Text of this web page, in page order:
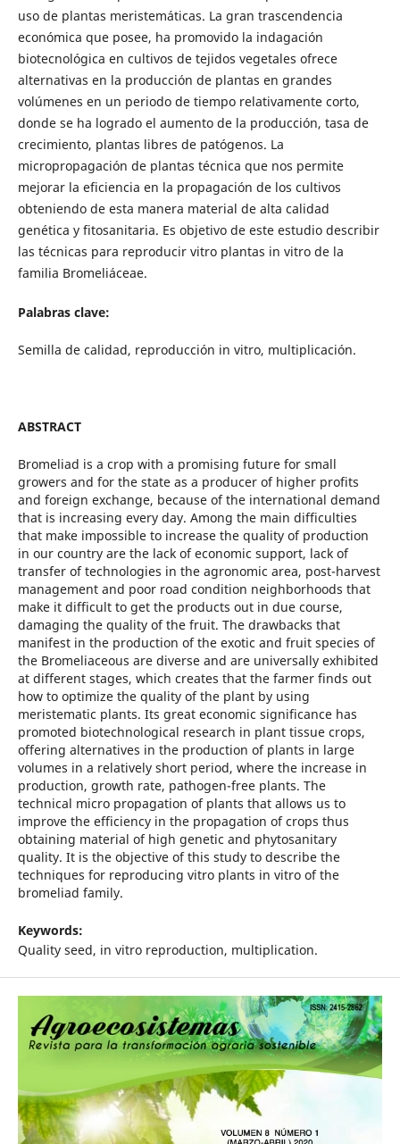
uso de plantas meristemáticas. La gran trascendencia
económica que posee, ha promovido la indagación
biotecnológica en cultivos de tejidos vegetales ofrece
alternativas en la producción de plantas en grandes
volúmenes en un periodo de tiempo relativamente corto,
donde se ha logrado el aumento de la producción, tasa de
crecimiento, plantas libres de patógenos. La
micropropagación de plantas técnica que nos permite
mejorar la eficiencia en la propagación de los cultivos
obteniendo de esta manera material de alta calidad
genética y fitosanitaria. Es objetivo de este estudio describir
las técnicas para reproducir vitro plantas in vitro de la
familia Bromeliáceae.
Palabras clave:
Semilla de calidad, reproducción in vitro, multiplicación.
ABSTRACT
Bromeliad is a crop with a promising future for small
growers and for the state as a producer of higher profits
and foreign exchange, because of the international demand
that is increasing every day. Among the main difficulties
that make impossible to increase the quality of production
in our country are the lack of economic support, lack of
transfer of technologies in the agronomic area, post-harvest
management and poor road condition neighborhoods that
make it difficult to get the products out in due course,
damaging the quality of the fruit. The drawbacks that
manifest in the production of the exotic and fruit species of
the Bromeliaceous are diverse and are universally exhibited
at different stages, which creates that the farmer finds out
how to optimize the quality of the plant by using
meristematic plants. Its great economic significance has
promoted biotechnological research in plant tissue crops,
offering alternatives in the production of plants in large
volumes in a relatively short period, where the increase in
production, growth rate, pathogen-free plants. The
technical micro propagation of plants that allows us to
improve the efficiency in the propagation of crops thus
obtaining material of high genetic and phytosanitary
quality. It is the objective of this study to describe the
techniques for reproducing vitro plants in vitro of the
bromeliad family.
Keywords:
Quality seed, in vitro reproduction, multiplication.